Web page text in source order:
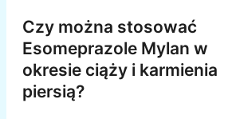
Czy można stosować
Esomeprazole Mylan w
okresie ciąży i karmienia
piersią?